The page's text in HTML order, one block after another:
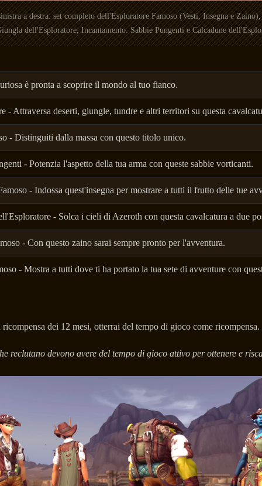
a destra: set completo dell'Esploratore Famoso (Vesti, Insegna e
dell'Esploratore, Incantamento: Sabbie Pungenti e Calcadune
è pronta a scoprire il mondo al tuo fianco.
- Attraversa deserti, giungle, tundre e altri territori su questa
- Distinguiti dalla massa con questo titolo unico.
- Potenzia l'aspetto della tua arma con queste sabbie vorticanti.
- Indossa quest'insegna per mostrare a tutti il frutto delle tue
- Solca i cieli di Azeroth con questa cavalcatura a due
- Con questo zaino sarai sempre pronto per l'avventura.
- Mostra a tutti dove ti ha portato la tua sete di avventure con
dei 12 mesi, otterrai del tempo di gioco come ricompensa.
reclutano devono avere del tempo di gioco attivo per ottenere e